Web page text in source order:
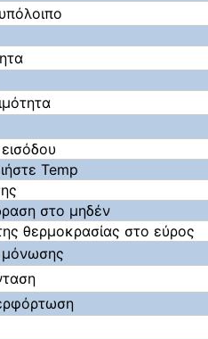
Temp
στο μηδέν
θερμοκρασίας στο εύρος
μόνωσης